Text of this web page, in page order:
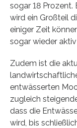
sogar 18 Prozent.
wird ein Großteil
einiger Zeit
sogar wieder
Zudem ist die
entwässerten
zugleich
dass die
wird, bis